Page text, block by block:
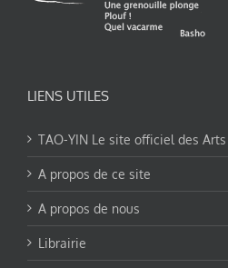
LIENS UTILES
TAO-YIN Le site officiel des
A propos de ce site
A propos de nous
Librairie